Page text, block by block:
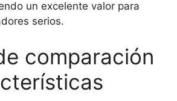
un excelente valor para
serios.
comparación